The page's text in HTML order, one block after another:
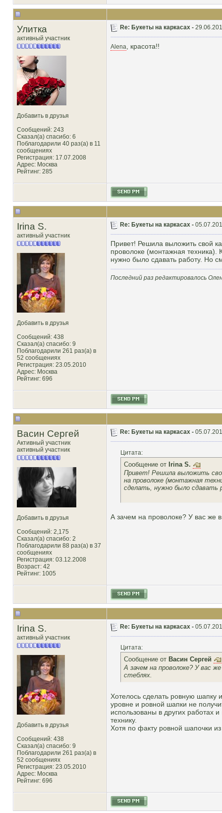
Улитка
активный участник
Добавить в друзья
Сообщений: 243
Сказал(а) спасибо: 6
Поблагодарили 40 раз(а) в 11
сообщениях
Регистрация: 17.07.2008
Адрес: Москва
Рейтинг: 285
Re: Букеты на каркасах -
Аlena , красота!!
Irina S.
активный участник
Добавить в друзья
Сообщений: 438
Сказал(а) спасибо: 9
Поблагодарили 261 раз(а) в
52 сообщениях
Регистрация: 23.05.2010
Адрес: Москва
Рейтинг: 696
Re: Букеты на каркасах -
Привет! Решила выложить свой
проволоке (монтажная техника).
нужно было сдавать работу. Но
Последний раз редактировалось
Васин Сергей
Активный участник
активный участник
Добавить в друзья
Сообщений: 2,175
Сказал(а) спасибо: 2
Поблагодарили 88 раз(а) в 37
сообщениях
Регистрация: 03.12.2008
Возраст: 42
Рейтинг: 1005
Re: Букеты на каркасах -
Цитата:
Сообщение от Irina S.
Привет! Решила выложить
на проволоке (монтажная
сделать, нужно было
А зачем на проволоке? У вас же в
Irina S.
активный участник
Добавить в друзья
Сообщений: 438
Сказал(а) спасибо: 9
Поблагодарили 261 раз(а) в
52 сообщениях
Регистрация: 23.05.2010
Адрес: Москва
Рейтинг: 696
Re: Букеты на каркасах -
Цитата:
Сообщение от Васин Сергей
А зачем на проволоке? У вас
стеблях.
Хотелось сделать ровную шапку
уровне и ровной шапки не
использованы в других работах
технику.
Хотя по факту ровной шапочки